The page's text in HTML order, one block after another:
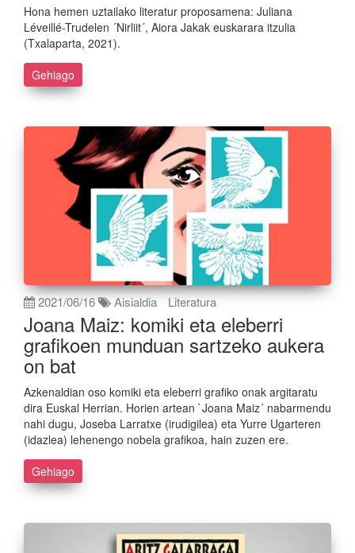
Hona hemen uztailako literatur proposamena: Juliana
Léveillé-Trudelen ´Nirliit´, Aiora Jakak euskarara itzulia
(Txalaparta, 2021).
Gehiago
2021/06/16 Aisialdia Literatura
Joana Maiz: komiki eta eleberri
grafikoen munduan sartzeko aukera
on bat
Azkenaldian oso komiki eta eleberri grafiko onak argitaratu
dira Euskal Herrian. Horien artean `Joana Maiz´ nabarmendu
nahi dugu, Joseba Larratxe (irudigilea) eta Yurre Ugarteren
(idazlea) lehenengo nobela grafikoa, hain zuzen ere.
Gehiago